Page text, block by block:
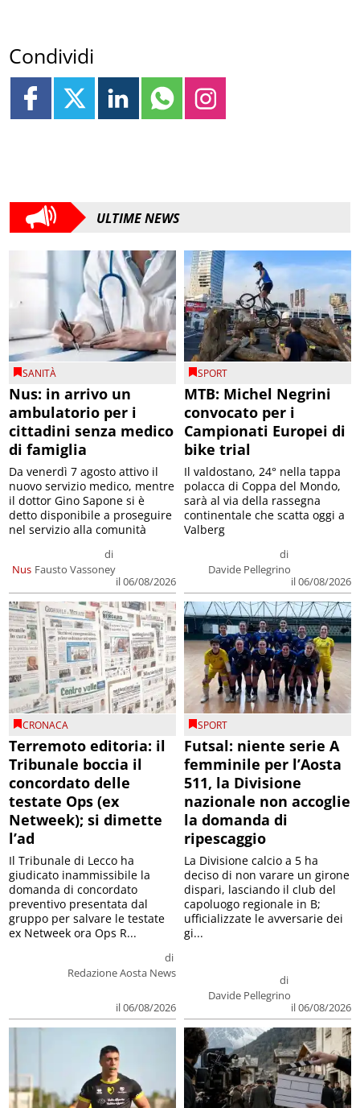
Condividi
ULTIME NEWS
SANITÀ
Nus: in arrivo un
ambulatorio per i
cittadini senza medico
di famiglia
Nus
di
Fausto Vassoney
il 06/08/2026
Da venerdì 7 agosto attivo il
nuovo servizio medico, mentre
il dottor Gino Sapone si è
detto disponibile a proseguire
nel servizio alla comunità
SPORT
MTB: Michel Negrini
convocato per i
Campionati Europei di
bike trial
di
Davide Pellegrino
il 06/08/2026
Il valdostano, 24° nella tappa
polacca di Coppa del Mondo,
sarà al via della rassegna
continentale che scatta oggi a
Valberg
CRONACA
Terremoto editoria: il
Tribunale boccia il
concordato delle
testate Ops (ex
Netweek); si dimette
l’ad
di
Redazione Aosta News
il 06/08/2026
Il Tribunale di Lecco ha
giudicato inammissibile la
domanda di concordato
preventivo presentata dal
gruppo per salvare le testate
ex Netweek ora Ops R...
SPORT
Futsal: niente serie A
femminile per l’Aosta
511, la Divisione
nazionale non accoglie
la domanda di
ripescaggio
di
Davide Pellegrino
il 06/08/2026
La Divisione calcio a 5 ha
deciso di non varare un girone
dispari, lasciando il club del
capoluogo regionale in B;
ufficializzate le avversarie dei
gi...